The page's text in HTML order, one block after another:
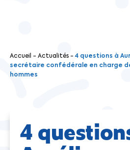
Accueil - Actualités - 4 questions à
secrétaire confédérale en charge
hommes
4